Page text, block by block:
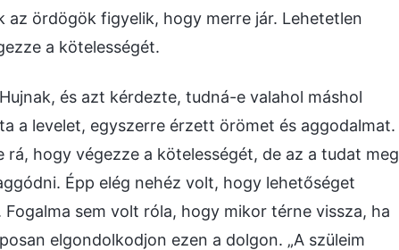
ördögök figyelik, hogy merre jár. Lehetetlen
a kötelességét.
és azt kérdezte, tudná-e valahol máshol
a levelet, egyszerre érzett örömet és aggodalmat.
hogy végezze a kötelességét, de az a tudat meg
Épp elég nehéz volt, hogy lehetőséget
sem volt róla, hogy mikor térne vissza, ha
elgondolkodjon ezen a dolgon. „A szüleim